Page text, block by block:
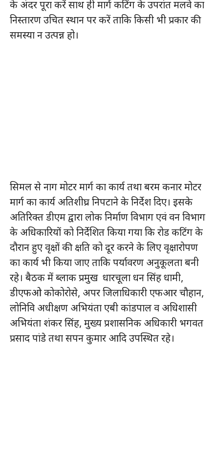
के अंदर पूरा करें साथ ही मार्ग कटिंग के उपरांत मलवे का
निस्तारण उचित स्थान पर करें ताकि किसी भी प्रकार की
समस्या न उत्पन्न हो।
सिमल से नाग मोटर मार्ग का कार्य तथा बरम कनार मोटर
मार्ग का कार्य अतिशीघ्र निपटाने के निर्देश दिए। इसके
अतिरिक्त डीएम द्वारा लोक निर्माण विभाग एवं वन विभाग
के अधिकारियों को निर्देशित किया गया कि रोड कटिंग के
दौरान हुए वृक्षों की क्षति को दूर करने के लिए वृक्षारोपण
का कार्य भी किया जाए ताकि पर्यावरण अनुकूलता बनी
रहे। बैठक में ब्लाक प्रमुख धारचूला धन सिंह धामी,
डीएफओ कोकोरोसे, अपर जिलाधिकारी एफआर चौहान,
लोनिवि अधीक्षण अभियंता एबी कांडपाल व अधिशासी
अभियंता शंकर सिंह, मुख्य प्रशासनिक अधिकारी भगवत
प्रसाद पांडे तथा सपन कुमार आदि उपस्थित रहे।